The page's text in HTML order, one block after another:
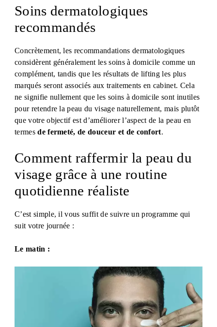
Soins dermatologiques
recommandés
Concrètement, les recommandations dermatologiques
considèrent généralement les soins à domicile comme un
complément, tandis que les résultats de lifting les plus
marqués seront associés aux traitements en cabinet. Cela
ne signifie nullement que les soins à domicile sont inutiles
pour retendre la peau du visage naturellement, mais plutôt
que votre objectif est d’améliorer l’aspect de la peau en
termesde fermeté, de douceur et de confort.
Comment raffermir la peau du
visage grâce à une routine
quotidienne réaliste
C’est simple, il vous suffit de suivre un programme qui
suit votre journée :
Le matin :